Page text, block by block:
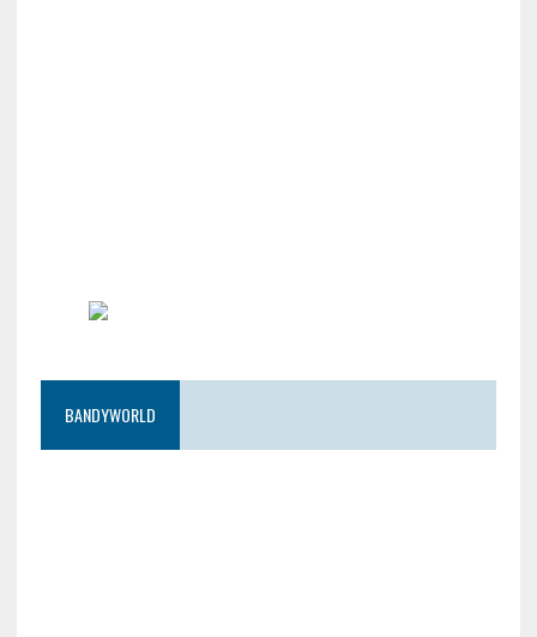
BANDYWORLD